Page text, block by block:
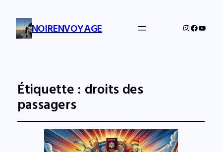
NOIRENVOYAGE Instagram
Étiquette : droits des
passagers